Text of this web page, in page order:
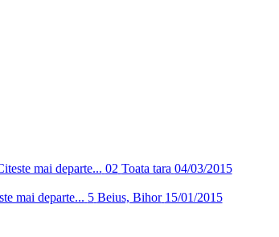
mai departe... 02 Toata tara 04/03/2015
mai departe... 5 Beius, Bihor 15/01/2015